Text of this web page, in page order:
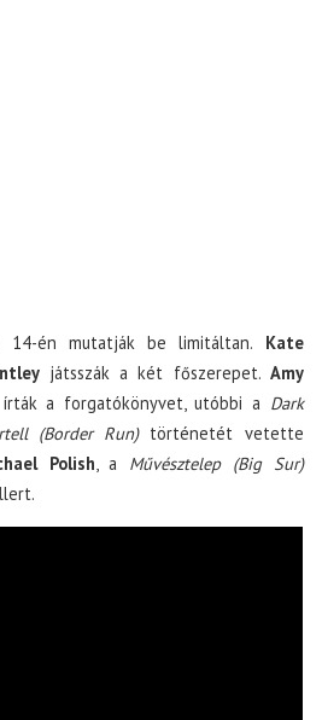
14-én mutatják be limitáltan. Kate
játsszák a két főszerepet. Amy
írták a forgatókönyvet, utóbbi a Dark
(Border Run)történetét vetette
Polish, a Művésztelep (Big Sur)